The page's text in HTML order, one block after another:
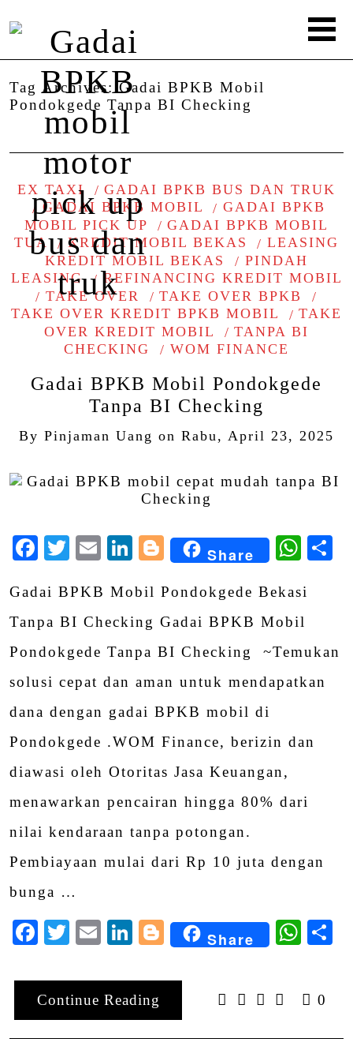
Tag Archives:Gadai BPKB Mobil
Pondokgede Tanpa BI Checking
EX TAXI
GADAI BPKB BUS DAN TRUK
GADAI BPKB MOBIL
GADAI BPKB
MOBIL PICK UP
GADAI BPKB MOBIL
TUA
KREDIT MOBIL BEKAS
LEASING
KREDIT MOBIL BEKAS
PINDAH
LEASING
REFINANCING KREDIT MOBIL
TAKE OVER
TAKE OVER BPKB
TAKE OVER KREDIT BPKB MOBIL
TAKE
OVER KREDIT MOBIL
TANPA BI
CHECKING
WOM FINANCE
Gadai BPKB Mobil Pondokgede
Tanpa BI Checking
By Pinjaman Uang on Rabu, April 23, 2025
Facebook
Twitter
EmailLinkedIn
Blogger
Share
Gadai BPKB Mobil Pondokgede Bekasi
Tanpa BI Checking Gadai BPKB Mobil
Pondokgede Tanpa BI Checking ~Temukan
solusi cepat dan aman untuk mendapatkan
dana dengan gadai BPKB mobil di
Pondokgede .WOM Finance, berizin dan
diawasi oleh Otoritas Jasa Keuangan,
menawarkan pencairan hingga 80% dari
nilai kendaraan tanpa potongan.
Pembiayaan mulai dari Rp 10 juta dengan
bunga …
Facebook
Twitter
EmailLinkedIn
Blogger
Share
Continue Reading 0